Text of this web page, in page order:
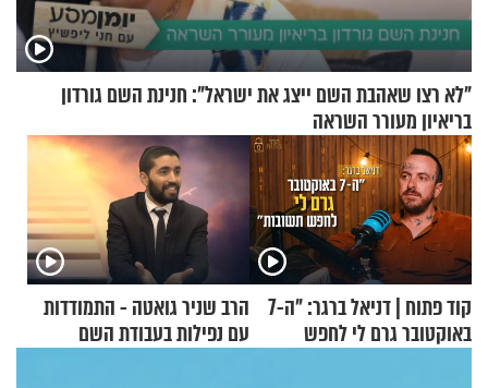
"לא רצו שאהבת השם ייצג את ישראל": חנינת השם גורדון
בריאיון מעורר השראה
קוד פתוח | דניאל ברגר: "ה-7
באוקטובר גרם לי לחפש
הרב שניר גואטה - התמודדות
עם נפילות בעבודת השם